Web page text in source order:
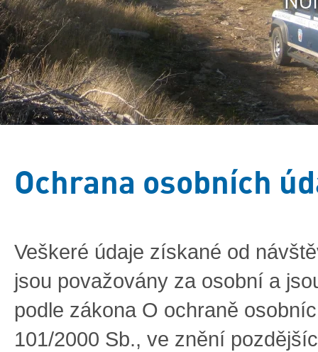
Ochrana osobních
Veškeré údaje získané od
jsou považovány za osobní a
podle zákona O ochraně
101/2000 Sb., ve znění